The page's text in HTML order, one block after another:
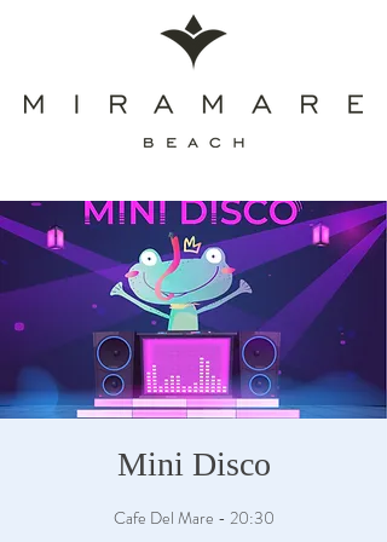
Mini Disco
Cafe Del Mare - 20:30